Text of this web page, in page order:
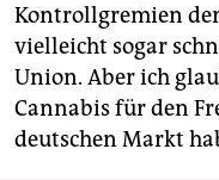
Kontrollgremien
vielleicht sogar
Union. Aber ich
Cannabis für den
deutschen Markt